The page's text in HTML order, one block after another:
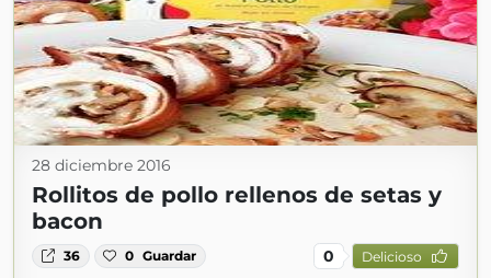
28 diciembre 2016
Rollitos de pollo rellenos de setas y
bacon
36 0 Guardar 0 Delicioso